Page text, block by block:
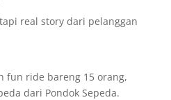
real story dari pelanggan
fun ride bareng 15 orang,
dari Pondok Sepeda.